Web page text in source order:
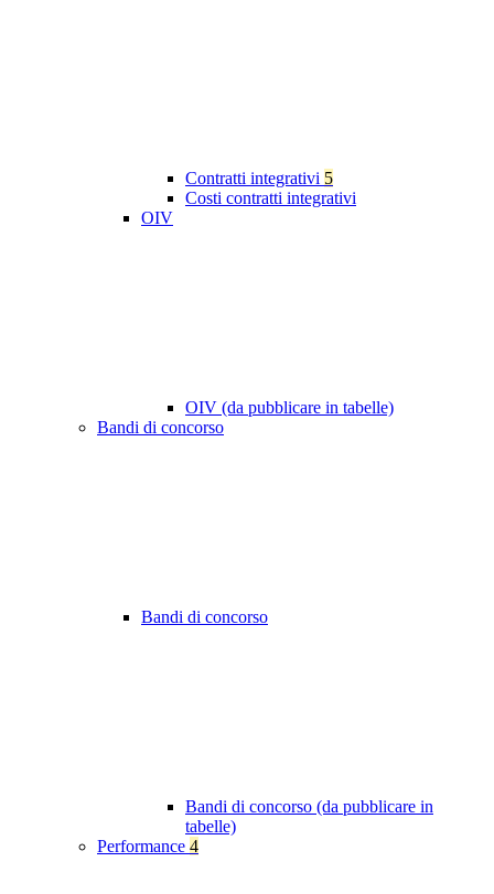
Contratti integrativi 5
Costi contratti integrativi
OIV
OIV (da pubblicare in tabelle)
Bandi di concorso
Bandi di concorso
Bandi di concorso (da pubblicare in
tabelle)
Performance 4